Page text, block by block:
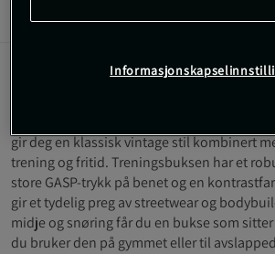
Informasjon Anmeldelser(1)
gir deg en klassisk vintage stil kombinert
trening og fritid. Treningsbuksen har et
store GASP-trykk på benet og en
gir et tydelig preg av streetwear og
midje og snøring får du en bukse som
du bruker den på gymmet eller til